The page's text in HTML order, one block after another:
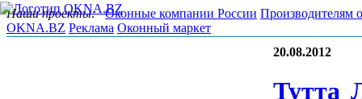
Наши проекты:Оконные компании России Производителям
OKNA.BZ Реклама Оконный маркет
20.08.2012
Тут­та